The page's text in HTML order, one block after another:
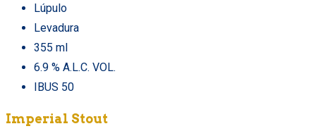
Lúpulo
Levadura
355 ml
6.9 % A.L.C. VOL.
IBUS 50
Imperial Stout